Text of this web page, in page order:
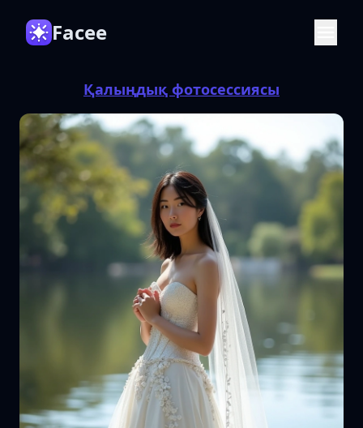
Facee
Қалыңдық фотосессиясы